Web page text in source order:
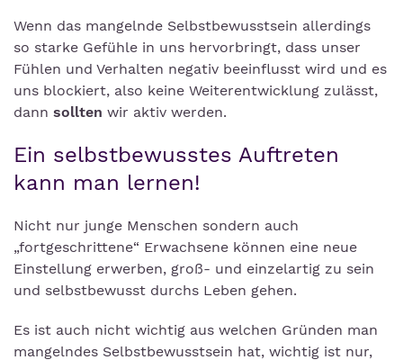
Wenn das mangelnde Selbstbewusstsein allerdings
so starke Gefühle in uns hervorbringt, dass unser
Fühlen und Verhalten negativ beeinflusst wird und es
uns blockiert, also keine Weiterentwicklung zulässt,
dann sollten wir aktiv werden.
Ein selbstbewusstes Auftreten
kann man lernen!
Nicht nur junge Menschen sondern auch
„fortgeschrittene“ Erwachsene können eine neue
Einstellung erwerben, groß- und einzelartig zu sein
und selbstbewusst durchs Leben gehen.
Es ist auch nicht wichtig aus welchen Gründen man
mangelndes Selbstbewusstsein hat, wichtig ist nur,